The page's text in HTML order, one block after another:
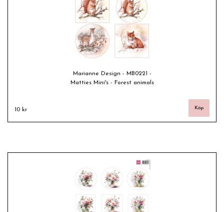
Marianne Design - MB0221 -
Matties Mini's - Forest animals
10 kr